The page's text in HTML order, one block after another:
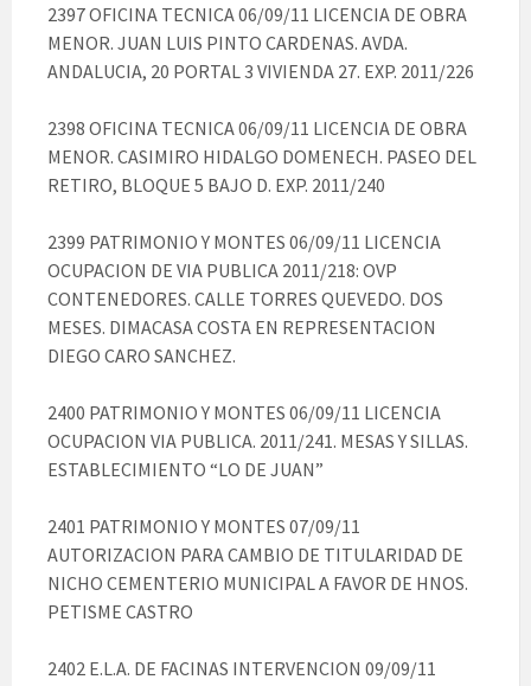
2397 OFICINA TECNICA 06/09/11 LICENCIA DE OBRA
MENOR. JUAN LUIS PINTO CARDENAS. AVDA.
ANDALUCIA, 20 PORTAL 3 VIVIENDA 27. EXP. 2011/226
2398 OFICINA TECNICA 06/09/11 LICENCIA DE OBRA
MENOR. CASIMIRO HIDALGO DOMENECH. PASEO DEL
RETIRO, BLOQUE 5 BAJO D. EXP. 2011/240
2399 PATRIMONIO Y MONTES 06/09/11 LICENCIA
OCUPACION DE VIA PUBLICA 2011/218: OVP
CONTENEDORES. CALLE TORRES QUEVEDO. DOS
MESES. DIMACASA COSTA EN REPRESENTACION
DIEGO CARO SANCHEZ.
2400 PATRIMONIO Y MONTES 06/09/11 LICENCIA
OCUPACION VIA PUBLICA. 2011/241. MESAS Y SILLAS.
ESTABLECIMIENTO “LO DE JUAN”
2401 PATRIMONIO Y MONTES 07/09/11
AUTORIZACION PARA CAMBIO DE TITULARIDAD DE
NICHO CEMENTERIO MUNICIPAL A FAVOR DE HNOS.
PETISME CASTRO
2402 E.L.A. DE FACINAS INTERVENCION 09/09/11